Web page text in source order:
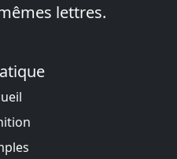
lettres.